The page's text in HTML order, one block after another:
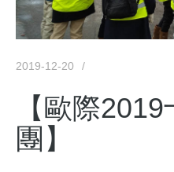
2019-12-20
【歐際
團】